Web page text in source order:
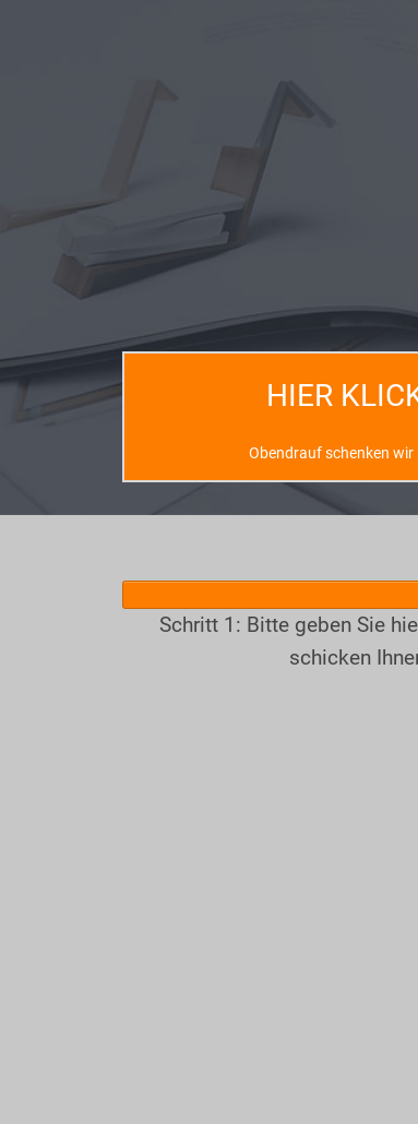
HIER
Obendrauf schenken wir
Schritt 1: Bitte geben Sie
schicken